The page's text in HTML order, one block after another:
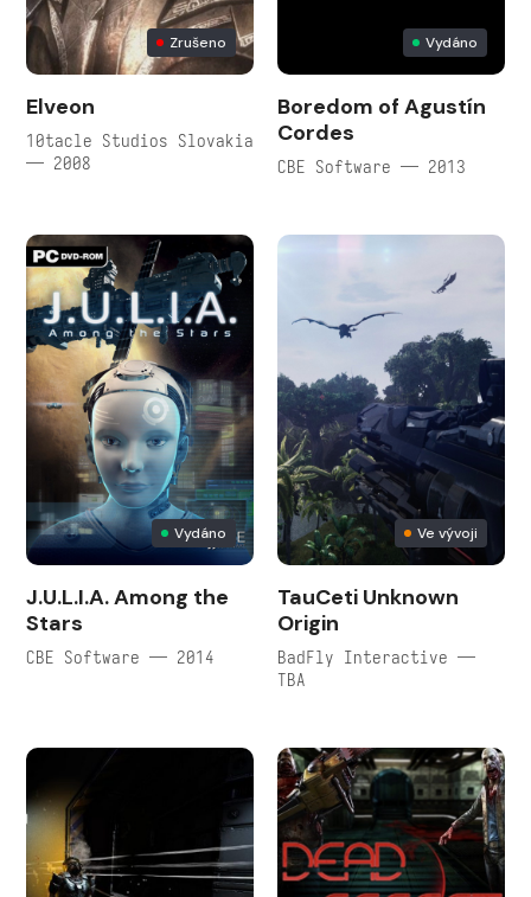
Zrušeno
Elveon
10tacle Studios Slovakia
— 2008
Vydáno
Boredom of Agustín
Cordes
CBE Software — 2013
Vydáno
J.U.L.I.A. Among the
Stars
CBE Software — 2014
Ve vývoji
TauCeti Unknown
Origin
BadFly Interactive —
TBA